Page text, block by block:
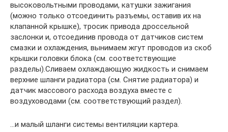
высоковольтными проводами, катушки зажигания
(можно только отсоединить разъемы, оставив их на
клапанной крышке), тросик привода дроссельной
заслонки и, отсоединив провода от датчиков систем
смазки и охлаждения, вынимаем жгут проводов из скоб
крышки головки блока (см. соответствующие
разделы).Сливаем охлаждающую жидкость и снимаем
верхние шланги радиатора (см. Снятие радиатора) и
датчик массового расхода воздуха вместе с
воздуховодами (см. соответствующий раздел).
…и малый шланги системы вентиляции картера.